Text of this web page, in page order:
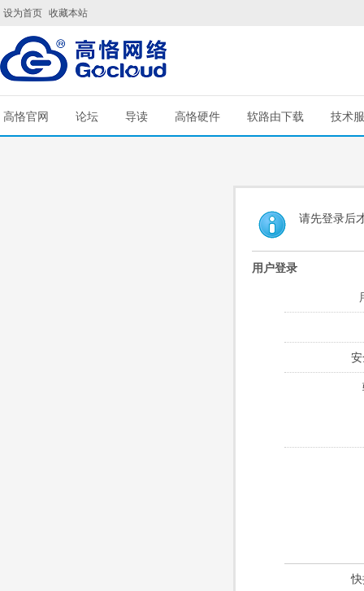
设为首页 收藏本站
高恪官网 论坛 导读 高恪硬件 软路由下载 技术
请先登录后
用户登录